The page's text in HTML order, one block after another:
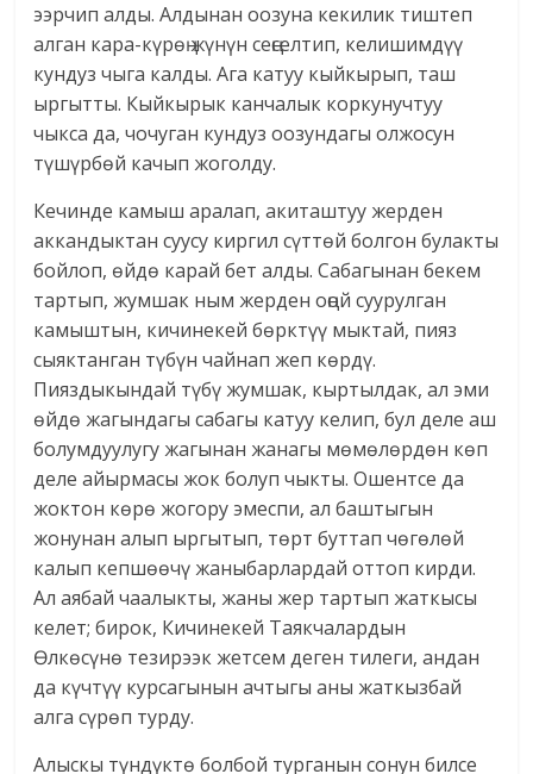
ээрчип алды. Алдынан оозуна кекилик тиштеп
алган кара-күрөң жүнүн сеңселтип, келишимдүү
кундуз чыга калды. Ага катуу кыйкырып, таш
ыргытты. Кыйкырык канчалык коркунучтуу
чыкса да, чочуган кундуз оозундагы олжосун
түшүрбөй качып жоголду.
Кечинде камыш аралап, акиташтуу жерден
аккандыктан суусу киргил сүттөй болгон булакты
бойлоп, өйдө карай бет алды. Сабагынан бекем
тартып, жумшак ным жерден оңой суурулган
камыштын, кичинекей бөрктүү мыктай, пияз
сыяктанган түбүн чайнап жеп көрдү.
Пияздыкындай түбү жумшак, кыртылдак, ал эми
өйдө жагындагы сабагы катуу келип, бул деле аш
болумдуулугу жагынан жанагы мөмөлөрдөн көп
деле айырмасы жок болуп чыкты. Ошентсе да
жоктон көрө жогору эмеспи, ал баштыгын
жонунан алып ыргытып, төрт буттап чөгөлөй
калып кепшөөчү жаныбарлардай оттоп кирди.
Ал аябай чаалыкты, жаны жер тартып жаткысы
келет; бирок, Кичинекей Таякчалардын
Өлкөсүнө тезирээк жетсем деген тилеги, андан
да күчтүү курсагынын ачтыгы аны жаткызбай
алга сүрөп турду.
Алыскы түндүктө болбой турганын сонун билсе